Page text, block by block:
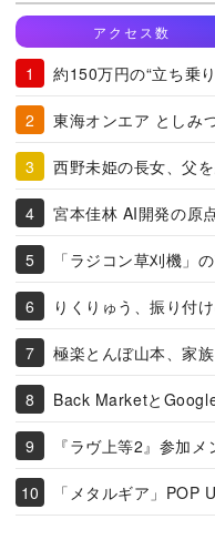
アクセス数
約150万円の“立ち乗
東海オンエア としみ
西野未姫の長女、父
宮本佳林 AI開発の原
「ラジコン草刈機」
りくりゅう、振り付
極楽とんぼ山本、家
Back Marketと
『ラヴ上等2』参加
「メタルギア」POP